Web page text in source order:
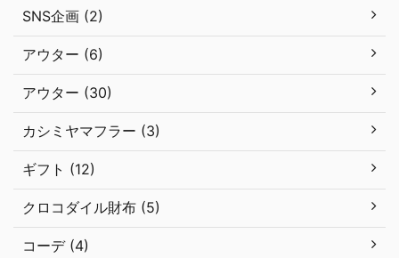
SNS企画 (2)
アウター (6)
アウター (30)
カシミヤマフラー (3)
ギフト (12)
クロコダイル財布 (5)
コーデ (4)